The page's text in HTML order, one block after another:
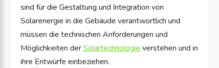
sind für die Gestaltung und Integration von
Solarenergie in die Gebäude verantwortlich und
müssen die technischen Anforderungen und
Möglichkeiten derSolartechnologieverstehen und in
ihre Entwürfe einbeziehen.